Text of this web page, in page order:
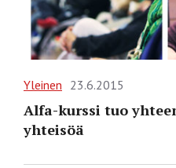
Yleinen 23.6.2015
Alfa-kurssi tuo
yhteisöä